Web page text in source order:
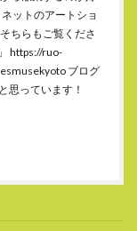
ットのアートショ
ちらもご覧くださ
https://ruo-
ブログ
思っています！